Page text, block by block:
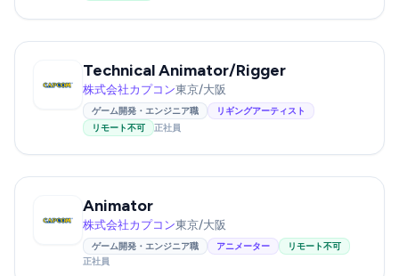
Technical Animator/Rigger
株式会社カプコン東京/大阪
ゲーム開発・エンジニア職
リギングアーティスト
リモート不可
正社員
Animator
株式会社カプコン東京/大阪
ゲーム開発・エンジニア職 アニメーター
リモート不可
正社員